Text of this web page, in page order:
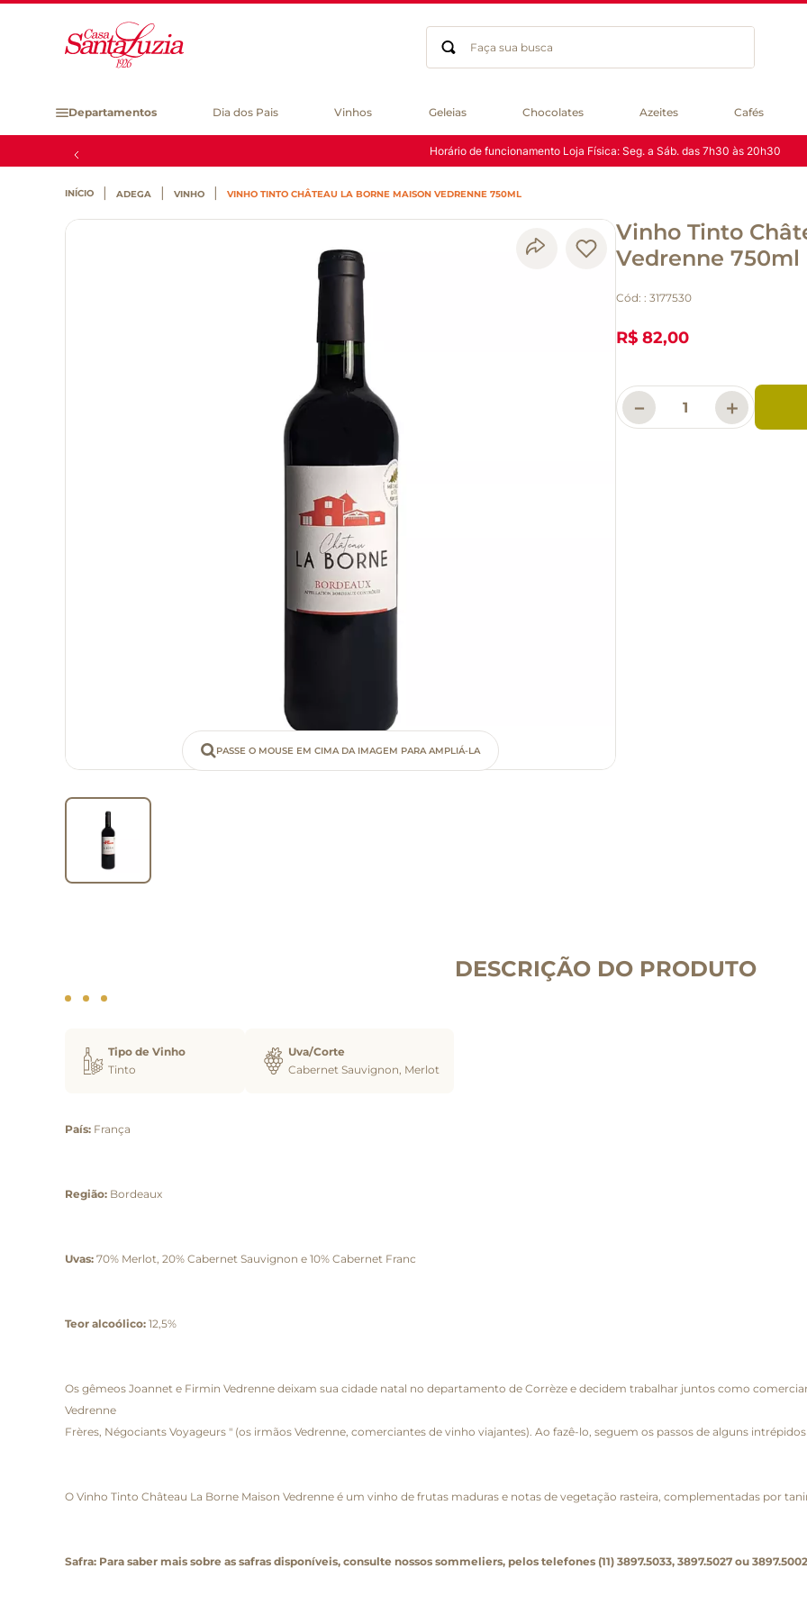
Faça sua busca
Departamentos Dia dos Pais Vinhos Geleias Chocolates Azeites Cafés
Horário de funcionamento Loja Física: Seg. a Sáb. das 7h30 às 20h30
ADEGA VINHO VINHO TINTO CHÂTEAU LA BORNE MAISON VEDRENNE 750ML
PASSE O MOUSE EM CIMA DA IMAGEM PARA AMPLIÁ-LA
Vinho Tinto
Vedrenne 750ml
Cód: : 3177530
R$ 82,00
＋
－
DESCRIÇÃO DO PRODUTO
Tipo de Vinho
Tinto
Uva/Corte
Cabernet Sauvignon, Merlot
País: França
Região: Bordeaux
Uvas: 70% Merlot, 20% Cabernet Sauvignon e 10% Cabernet Franc
Teor alcoólico: 12,5%
Os gêmeos Joannet e Firmin Vedrenne deixam sua cidade natal no departamento de Corrèze e decidem trabalhar juntos como
Vedrenne
Frères, Négociants Voyageurs " (os irmãos Vedrenne, comerciantes de vinho viajantes). Ao fazê-lo, seguem os passos de alguns
O Vinho Tinto Château La Borne Maison Vedrenne é um vinho de frutas maduras e notas de vegetação rasteira, complementadas por
Safra: Para saber mais sobre as safras disponíveis, consulte nossos sommeliers, pelos telefones (11) 3897.5033, 3897.5027 ou
gluten
chá